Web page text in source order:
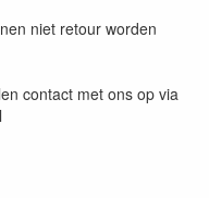
niet retour worden
contact met ons op via